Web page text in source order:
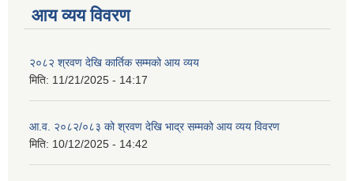
आय व्यय विवरण
२०८२ श्रवण देखि कार्तिक सम्मको आय व्यय
मिति: 11/21/2025 - 14:17
आ.व. २०८२/०८३ को श्रवण देखि भाद्र सम्मको आय व्यय विवरण
मिति: 10/12/2025 - 14:42